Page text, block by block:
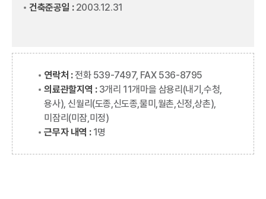
건축준공일 : 2003.12.31
연락처 :전화 539-7497, FAX 536-8795
의료관할지역 : 3개리 11개마을 삼용리(내기,수청,
용사), 신월리(도종,신도종,물미,월촌,신정,상촌),
미잠리(미잠,미정)
근무자 내역 : 1명